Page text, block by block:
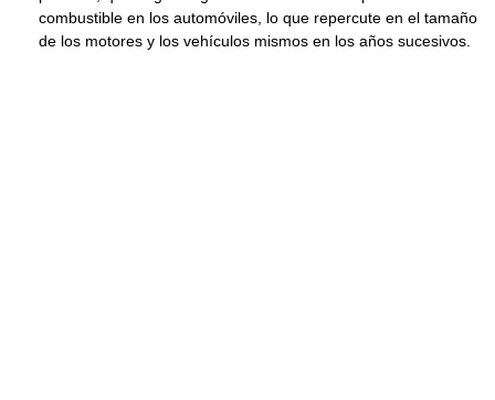
combustible en los automóviles, lo que repercute en el tamaño
de los motores y los vehículos mismos en los años sucesivos.